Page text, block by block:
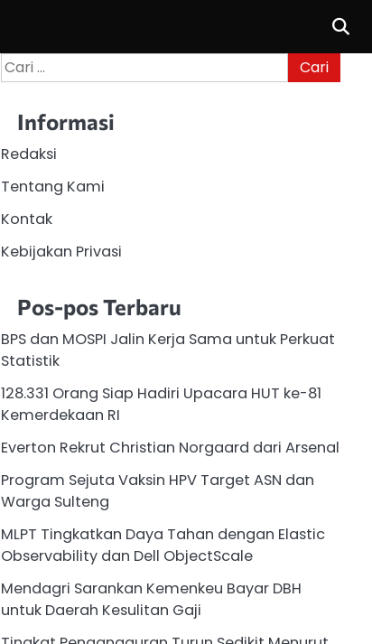
Cari
untuk:
Informasi
Redaksi
Tentang Kami
Kontak
Kebijakan Privasi
Pos-pos Terbaru
BPS dan MOSPI Jalin Kerja Sama untuk Perkuat
Statistik
128.331 Orang Siap Hadiri Upacara HUT ke-81
Kemerdekaan RI
Everton Rekrut Christian Norgaard dari Arsenal
Program Sejuta Vaksin HPV Target ASN dan
Warga Sulteng
MLPT Tingkatkan Daya Tahan dengan Elastic
Observability dan Dell ObjectScale
Mendagri Sarankan Kemenkeu Bayar DBH
untuk Daerah Kesulitan Gaji